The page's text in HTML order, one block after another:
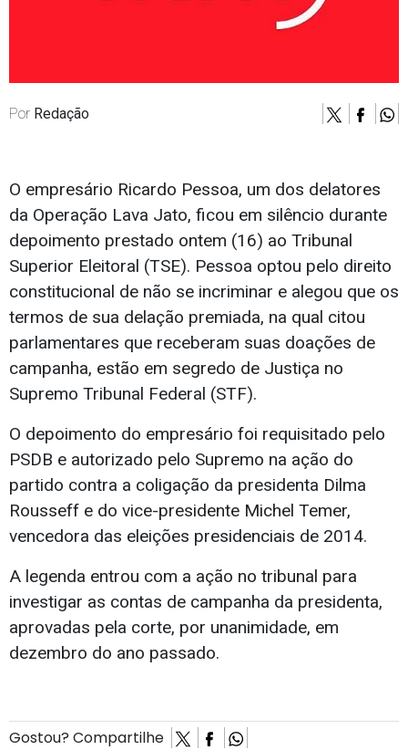
Por Redação
O empresário Ricardo Pessoa, um dos delatores
da Operação Lava Jato, ficou em silêncio durante
depoimento prestado ontem (16) ao Tribunal
Superior Eleitoral (TSE). Pessoa optou pelo direito
constitucional de não se incriminar e alegou que os
termos de sua delação premiada, na qual citou
parlamentares que receberam suas doações de
campanha, estão em segredo de Justiça no
Supremo Tribunal Federal (STF).
O depoimento do empresário foi requisitado pelo
PSDB e autorizado pelo Supremo na ação do
partido contra a coligação da presidenta Dilma
Rousseff e do vice-presidente Michel Temer,
vencedora das eleições presidenciais de 2014.
A legenda entrou com a ação no tribunal para
investigar as contas de campanha da presidenta,
aprovadas pela corte, por unanimidade, em
dezembro do ano passado.
Gostou? Compartilhe